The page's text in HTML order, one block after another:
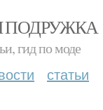
гид по моде
статьи